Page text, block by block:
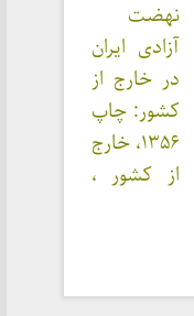
نهضت
آزادی ایران
در خارج از
کشور: چاپ
۱۳۵۶، خارج
از کشور ،